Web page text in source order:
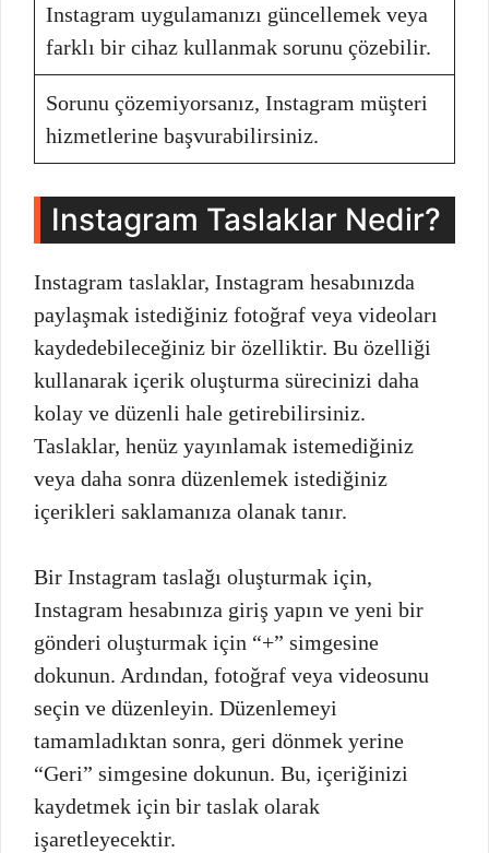
Instagram uygulamanızı güncellemek veya
farklı bir cihaz kullanmak sorunu çözebilir.
Sorunu çözemiyorsanız, Instagram müşteri
hizmetlerine başvurabilirsiniz.
Instagram Taslaklar Nedir?
Instagram taslaklar, Instagram hesabınızda
paylaşmak istediğiniz fotoğraf veya videoları
kaydedebileceğiniz bir özelliktir. Bu özelliği
kullanarak içerik oluşturma sürecinizi daha
kolay ve düzenli hale getirebilirsiniz.
Taslaklar, henüz yayınlamak istemediğiniz
veya daha sonra düzenlemek istediğiniz
içerikleri saklamanıza olanak tanır.
Bir Instagram taslağı oluşturmak için,
Instagram hesabınıza giriş yapın ve yeni bir
gönderi oluşturmak için “+” simgesine
dokunun. Ardından, fotoğraf veya videosunu
seçin ve düzenleyin. Düzenlemeyi
tamamladıktan sonra, geri dönmek yerine
“Geri” simgesine dokunun. Bu, içeriğinizi
kaydetmek için bir taslak olarak
işaretleyecektir.